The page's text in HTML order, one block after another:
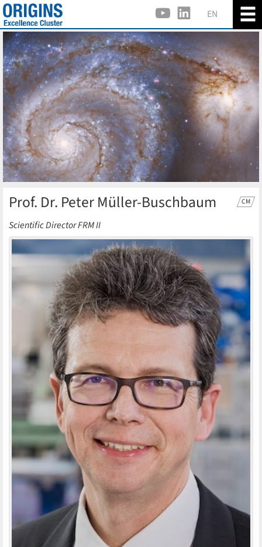
EN
CM
Prof. Dr. Peter Müller-Buschbaum
Scientific Director FRM II